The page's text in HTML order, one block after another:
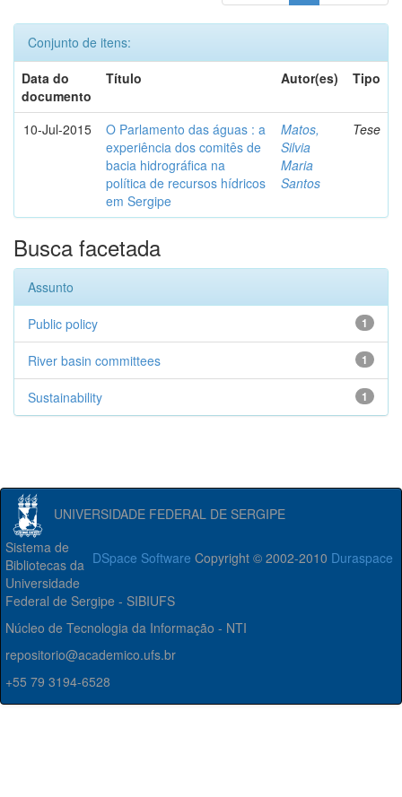
Conjunto de itens:
Data do
documento
Título Autor(es) Tipo
10-Jul-2015
O Parlamento das águas : a
experiência dos comitês de
bacia hidrográfica na
política de recursos hídricos
em Sergipe
Matos,
Silvia
Maria
Santos
Tese
Busca facetada
Assunto
1
Public policy
1
River basin committees
1
Sustainability
UNIVERSIDADE FEDERAL DE SERGIPE
DSpace Software Copyright © 2002-2010 Duraspace
Sistema de
Bibliotecas da
Universidade
Federal de Sergipe - SIBIUFS
Núcleo de Tecnologia da Informação - NTI
repositorio@academico.ufs.br
+55 79 3194-6528